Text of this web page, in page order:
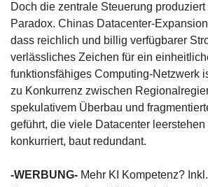
Doch die zentrale Steuerung
Paradox. Chinas Datacenter-
dass reichlich und billig verfügbarer
verlässliches Zeichen für ein
funktionsfähiges Computing-Netzwerk
zu Konkurrenz zwischen
spekulativem Überbau und
geführt, die viele Datacenter leerstehen
konkurriert, baut redundant.
-WERBUNG- Mehr KI Kompetenz? Inkl.